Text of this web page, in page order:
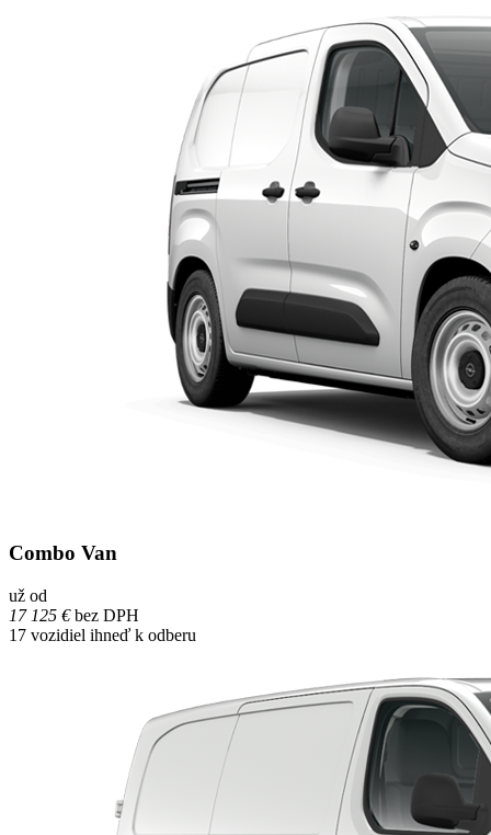
Combo Van
už od
17 125 €bez DPH
17 vozidiel ihneď k odberu